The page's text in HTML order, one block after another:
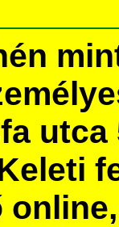
utca